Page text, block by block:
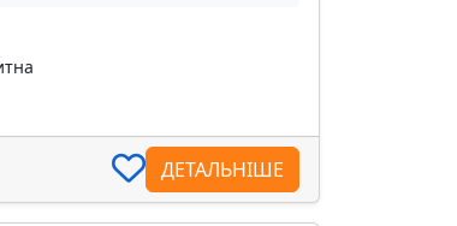
ДЕТАЛЬНІШЕ